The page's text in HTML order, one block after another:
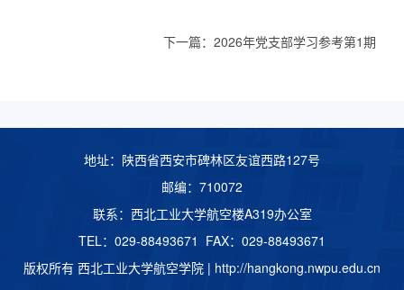
下一篇：2026年党支部学习参考第1期
地址：陕西省西安市碑林区友谊西路127号
邮编：710072
联系：西北工业大学航空楼A319办公室
TEL：029-88493671 FAX：029-88493671
版权所有 西北工业大学航空学院 | http://hangkong.nwpu.edu.cn